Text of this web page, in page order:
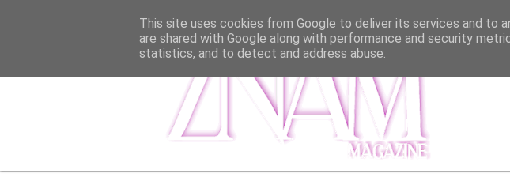
This site uses cookies from Google to deliver its services and to
are shared with Google along with performance and security
statistics, and to detect and address abuse.